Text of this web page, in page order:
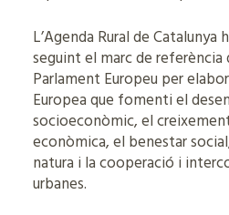
L’Agenda Rural de Catalunya
seguint el marc de
Parlament Europeu per
Europea que fomenti el
socioeconòmic, el
econòmica, el benestar
natura i la cooperació i
urbanes.